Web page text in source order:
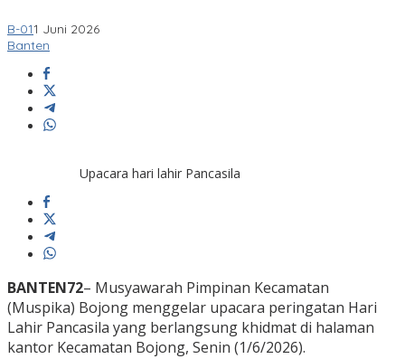
B-011 Juni 2026
Banten
Upacara hari lahir Pancasila
BANTEN72– Musyawarah Pimpinan Kecamatan
(Muspika) Bojong menggelar upacara peringatan Hari
Lahir Pancasila yang berlangsung khidmat di halaman
kantor Kecamatan Bojong, Senin (1/6/2026).